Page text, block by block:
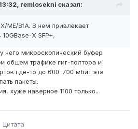
remlosekni сказал:
ME/B1A. В нем привлекает
X SFP+,
него микроскопический буфер
общем трафике гиг-полтора и
где-то до 600-700 мбит эта
пакеты.
хуже наверное 1100 только...
Цитата